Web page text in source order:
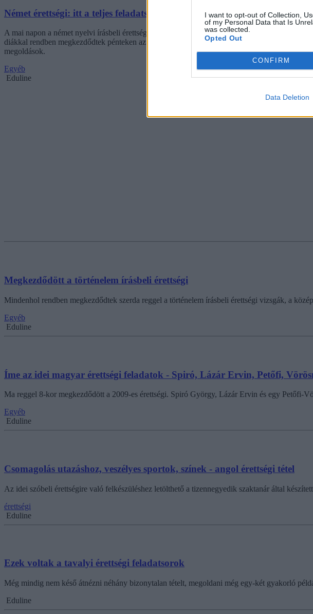
I want to opt-out of Collection,
of my Personal Data that Is
was collected.
Opted Out
CONFIRM
Data Deletion
Német érettségi: itt a teljes feladatsor
A mai napon a német nyelvi írásbeli érettségiket kelllett a diákoknak megoldaniuk. Nem
diákkal rendben megkezdődtek pénteken az előre tervezett időpontban. Középszinten 1.019
megoldások.
Egyéb
Eduline
Megkezdődött a történelem írásbeli érettségi
Mindenhol rendben megkezdődtek szerda reggel a történelem írásbeli érettségi vizsgák, a
Egyéb
Eduline
Íme az idei magyar érettségi feladatok - Spiró, Lázár Ervin, Petőfi,
Ma reggel 8-kor megkezdődött a 2009-es érettségi. Spiró György, Lázár Ervin és egy Petőfi-
Egyéb
Eduline
Csomagolás utazáshoz, veszélyes sportok, színek - angol érettségi tétel
Az idei szóbeli érettségire való felkészüléshez letölthető a tizennegyedik szaktanár által
érettségi
Eduline
Ezek voltak a tavalyi érettségi feladatsorok
Még mindig nem késő átnézni néhány bizonytalan tételt, megoldani még egy-két gyakorló
Eduline